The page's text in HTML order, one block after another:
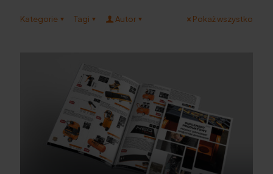
Kategorie Tagi Autor Pokaż wszystko